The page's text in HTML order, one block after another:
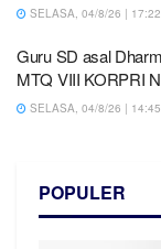
SELASA, 04/8/26 |
Guru SD asal
MTQ VIII KORPRI
SELASA, 04/8/26 |
POPULER